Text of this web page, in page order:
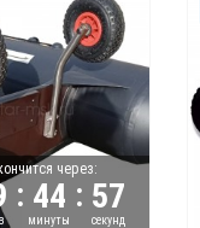
через:
: 44
минуты
: 56
секунд